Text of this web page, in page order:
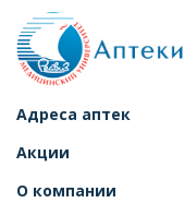
Адреса аптек
Акции
О компании